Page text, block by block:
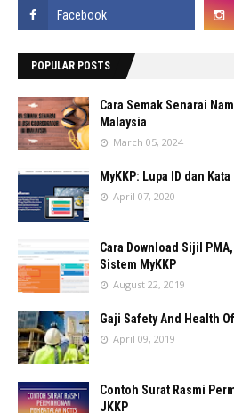
POPULAR POSTS
Cara Semak Senarai
Malaysia
March 05, 2024
MyKKP: Lupa ID dan
April 07, 2020
Cara Download Sijil
Sistem MyKKP
August 22, 2019
Gaji Safety And Health
April 09, 2019
Contoh Surat Rasmi
JKKP